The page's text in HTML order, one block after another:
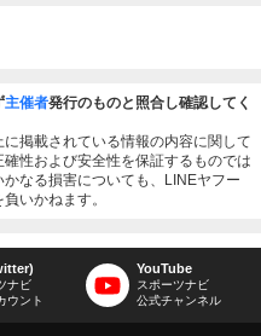
主催者発行のものと照合し確認してく
掲載されている情報の内容に関して
性および安全性を保証するものでは
なる損害についても、LINEヤフー
いかねます。
ナビ
ウント
YouTube
スポーツナビ
公式チャンネル